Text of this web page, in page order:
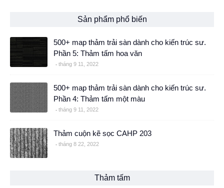
Sản phẩm phổ biến
500+ map thảm trải sàn dành cho kiến trúc sư.
Phần 5: Thảm tấm hoa văn
tháng 9 11, 2022
500+ map thảm trải sàn dành cho kiến trúc sư.
Phần 4: Thảm tấm một màu
tháng 9 11, 2022
Thảm cuộn kẽ sọc CAHP 203
tháng 8 22, 2022
Thảm tấm